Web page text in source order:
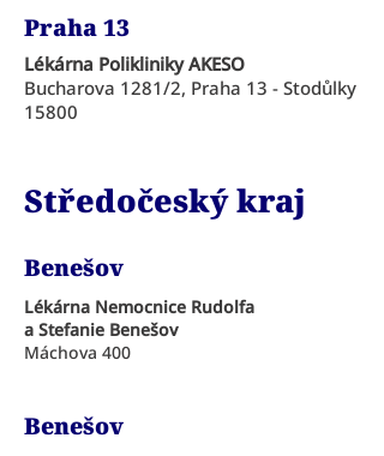
Praha 13
Lékárna Polikliniky AKESO
Bucharova 1281/2, Praha 13 - Stodůlky
15800
Středočeský kraj
Benešov
Lékárna Nemocnice Rudolfa
a Stefanie Benešov
Máchova 400
Benešov